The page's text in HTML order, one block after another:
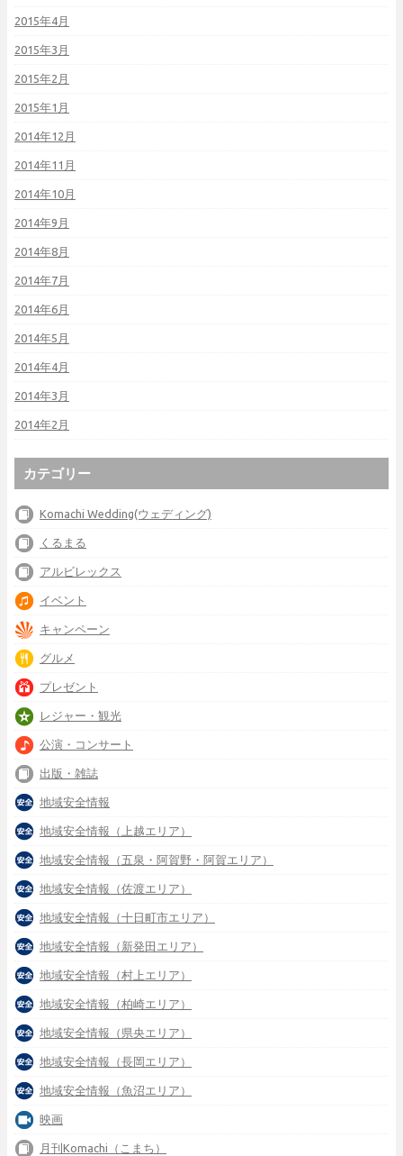
2015年4月
2015年3月
2015年2月
2015年1月
2014年12月
2014年11月
2014年10月
2014年9月
2014年8月
2014年7月
2014年6月
2014年5月
2014年4月
2014年3月
2014年2月
カテゴリー
Komachi Wedding(ウェディング)
くるまる
アルビレックス
イベント
キャンペーン
グルメ
プレゼント
レジャー・観光
公演・コンサート
出版・雑誌
地域安全情報
地域安全情報（上越エリア）
地域安全情報（五泉・阿賀野・阿賀エリア）
地域安全情報（佐渡エリア）
地域安全情報（十日町市エリア）
地域安全情報（新発田エリア）
地域安全情報（村上エリア）
地域安全情報（柏崎エリア）
地域安全情報（県央エリア）
地域安全情報（長岡エリア）
地域安全情報（魚沼エリア）
映画
月刊Komachi（こまち）